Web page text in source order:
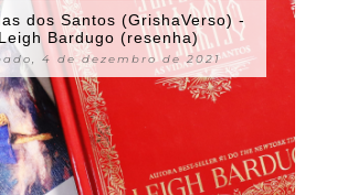
dos Santos (GrishaVerso) -
Leigh Bardugo (resenha)
4 de dezembro de 2021